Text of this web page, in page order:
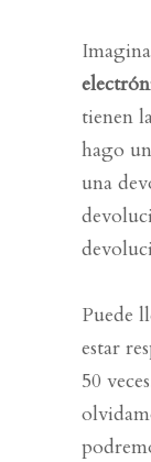
tienen
hago
una
Puede
estar
50